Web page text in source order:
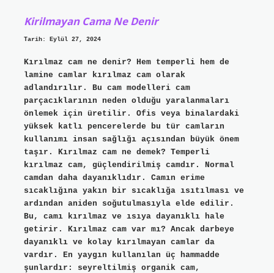
Kirilmayan Cama Ne Denir
Tarih: Eylül 27, 2024
Kırılmaz cam ne denir? Hem temperli hem de
lamine camlar kırılmaz cam olarak
adlandırılır. Bu cam modelleri cam
parçacıklarının neden olduğu yaralanmaları
önlemek için üretilir. Ofis veya binalardaki
yüksek katlı pencerelerde bu tür camların
kullanımı insan sağlığı açısından büyük önem
taşır. Kırılmaz cam ne demek? Temperli
kırılmaz cam, güçlendirilmiş camdır. Normal
camdan daha dayanıklıdır. Camın erime
sıcaklığına yakın bir sıcaklığa ısıtılması ve
ardından aniden soğutulmasıyla elde edilir.
Bu, camı kırılmaz ve ısıya dayanıklı hale
getirir. Kırılmaz cam var mı? Ancak darbeye
dayanıklı ve kolay kırılmayan camlar da
vardır. En yaygın kullanılan üç hammadde
şunlardır: seyreltilmiş organik cam,